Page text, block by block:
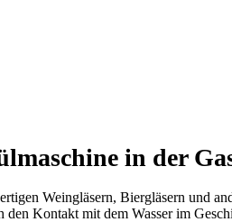
in der
Weingläsern, Biergläsern und
Kontakt mit dem Wasser im